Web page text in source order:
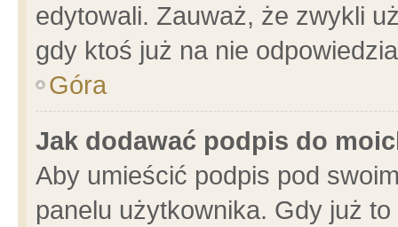
edytowali. Zauważ, że zwykli
gdy ktoś już na nie
Góra
Jak dodawać podpis do
Aby umieścić podpis pod
panelu użytkownika. Gdy już